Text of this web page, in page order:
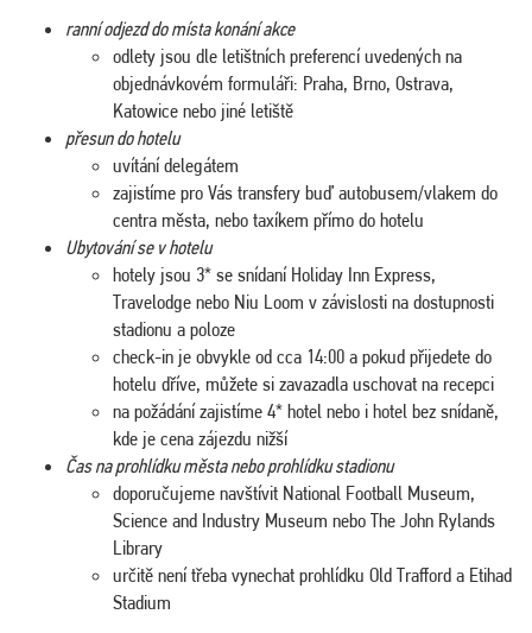
ranní odjezd do místa konání akce
odlety jsou dle letištních preferencí uvedených na
objednávkovém formuláři: Praha, Brno, Ostrava,
Katowice nebo jiné letiště
přesun do hotelu
uvítání delegátem
zajistíme pro Vás transfery buď autobusem/vlakem do
centra města, nebo taxíkem přímo do hotelu
Ubytování se v hotelu
hotely jsou 3* se snídaní Holiday Inn Express,
Travelodge nebo Niu Loom v závislosti na dostupnosti
stadionu a poloze
check-in je obvykle od cca 14:00 a pokud přijedete do
hotelu dříve, můžete si zavazadla uschovat na recepci
na požádání zajistíme 4* hotel nebo i hotel bez snídaně,
kde je cena zájezdu nižší
Čas na prohlídku města nebo prohlídku stadionu
doporučujeme navštívit National Football Museum,
Science and Industry Museum nebo The John Rylands
Library
určitě není třeba vynechat prohlídku Old Trafford a Etihad
Stadium